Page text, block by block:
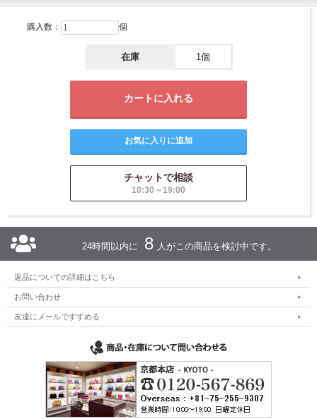
購入数： 個
在庫 1個
チャットで相談
10:30～19:00
24時間以内に 8 人がこの商品を検討中です。
返品についての詳細はこちら
お問い合わせ
友達にメールですすめる